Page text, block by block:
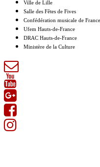
Ville de Lille
Salle des Fêtes de Fives
Confédération musicale de France
Ufem Hauts-de-France
DRAC Hauts-de-France
Ministère de la Culture